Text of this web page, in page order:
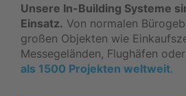
Unsere In-Building Systeme
Einsatz. Von normalen
großen Objekten wie
Messegeländen, Flughäfen
als 1500 Projekten weltweit.